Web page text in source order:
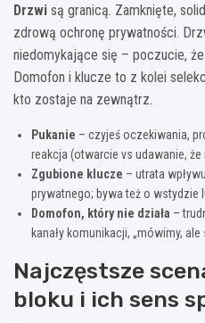
Drzwi są granicą. Zamknięte,
zdrową ochronę prywatności.
niedomykające się – poczucie,
Domofon i klucze to z kolei
kto zostaje na zewnątrz.
Pukanie – czyjeś oczekiwania,
reakcja (otwarcie vs udawanie, że
Zgubione klucze – utrata
prywatnego; bywa też o wstydzie
Domofon, który nie działa –
kanały komunikacji, „mówimy, ale
Najczęstsze
bloku i ich sens